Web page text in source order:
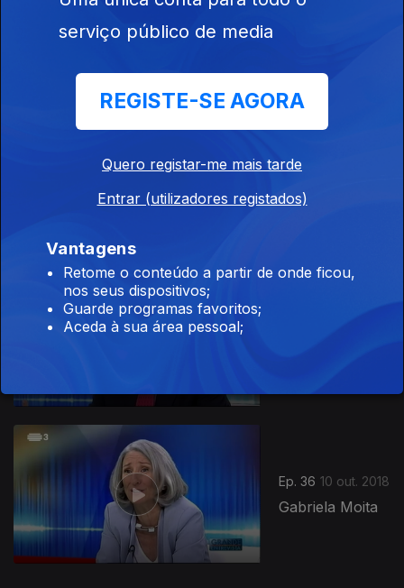
24 out. 2018
Jorge Silva
Ep. 36 10 out. 2018
Gabriela Moita
368903
serviço público de media
REGISTE-SE AGORA
Quero registar-me mais tarde
Entrar (utilizadores registados)
Vantagens
Retome o conteúdo a partir de onde ficou,
nos seus dispositivos;
Guarde programas favoritos;
Aceda à sua área pessoal;